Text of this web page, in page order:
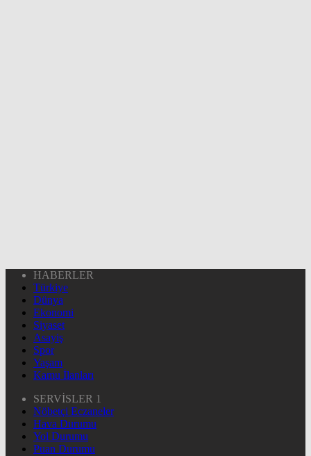
HABERLER
Türkiye
Dünya
Ekonomi
Siyaset
Asayiş
Spor
Yaşam
Kamu İlanları
SERVİSLER 1
Nöbetçi Eczaneler
Hava Durumu
Yol Durumu
Puan Durumu